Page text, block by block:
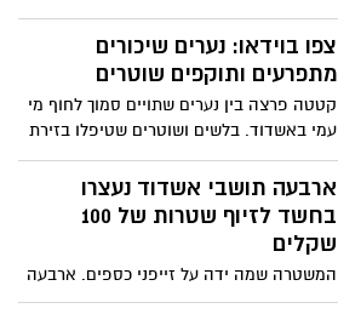
מאור בירודקר הותקף על ידי המון זועם, הוכה
ואולץ שלא להגיש תלונה נגד התוקפים. אם
אתה לא מבטל את התלונה - אתה מת, הם
אמרו לו ואף ליוו אותו לתחנה לוודא שיבטל
את התלונה.
צפו בוידאו: נערים שיכורים
מתפרעים ותוקפים שוטרים
קטטה פרצה בין נערים שתויים סמוך לחוף מי
עמי באשדוד. בלשים ושוטרים שטיפלו בזירת
רצח שהתרחש בסמוך, מיהרו למקום ועצרו
את אחד הנערים. בתגובה החלו עשרות נערים
לרוץ לכיוון השוטרים, חלקם החזיקו אבנים
בידיהם, והחלו לתקוף את השוטרים
ארבעה תושבי אשדוד נעצרו
בחשד לזיוף שטרות של 100
שקלים
המשטרה שמה ידה על זייפני כספים. ארבעה
מהחשודים הם תושבי אשדוד, שבביתם